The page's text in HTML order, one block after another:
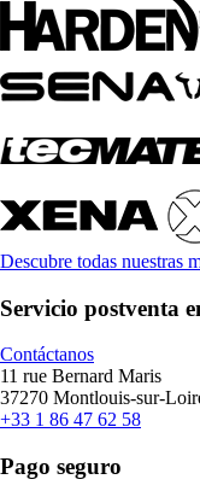
Descubre todas nuestras
Servicio postventa
Contáctanos
11 rue Bernard Maris
37270 Montlouis-sur-
+33 1 86 47 62 58
Pago seguro